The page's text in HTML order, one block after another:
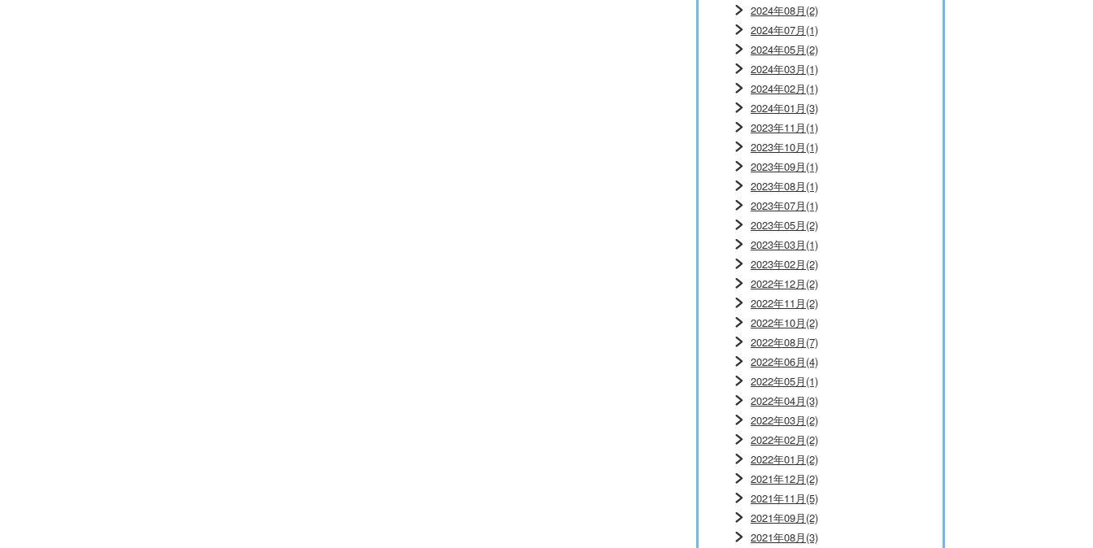
2024年08月(2)
2024年07月(1)
2024年05月(2)
2024年03月(1)
2024年02月(1)
2024年01月(3)
2023年11月(1)
2023年10月(1)
2023年09月(1)
2023年08月(1)
2023年07月(1)
2023年05月(2)
2023年03月(1)
2023年02月(2)
2022年12月(2)
2022年11月(2)
2022年10月(2)
2022年08月(7)
2022年06月(4)
2022年05月(1)
2022年04月(3)
2022年03月(2)
2022年02月(2)
2022年01月(2)
2021年12月(2)
2021年11月(5)
2021年09月(2)
2021年08月(3)